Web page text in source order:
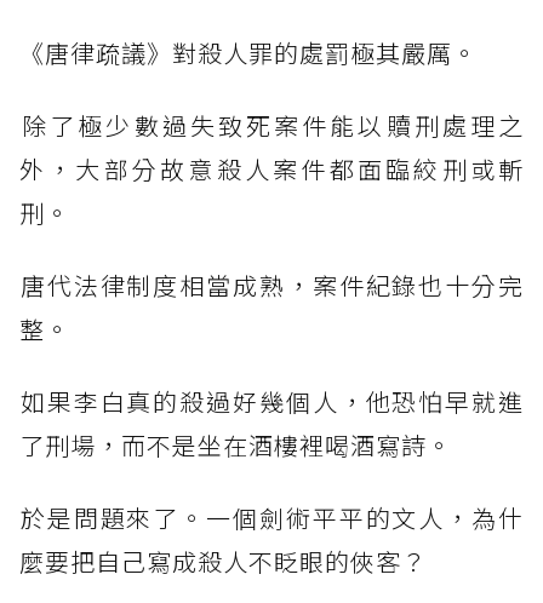
​《唐律疏議》對殺人罪的處罰極其嚴厲。
​除了極少數過失致死案件能以贖刑處理之
外，大部分故意殺人案件都面臨絞刑或斬
刑。
​唐代法律制度相當成熟，案件紀錄也十分完
整。
​如果李白真的殺過好幾個人，他恐怕早就進
了刑場，而不是坐在酒樓裡喝酒寫詩。
​於是問題來了。一個劍術平平的文人，為什
麼要把自己寫成殺人不眨眼的俠客？